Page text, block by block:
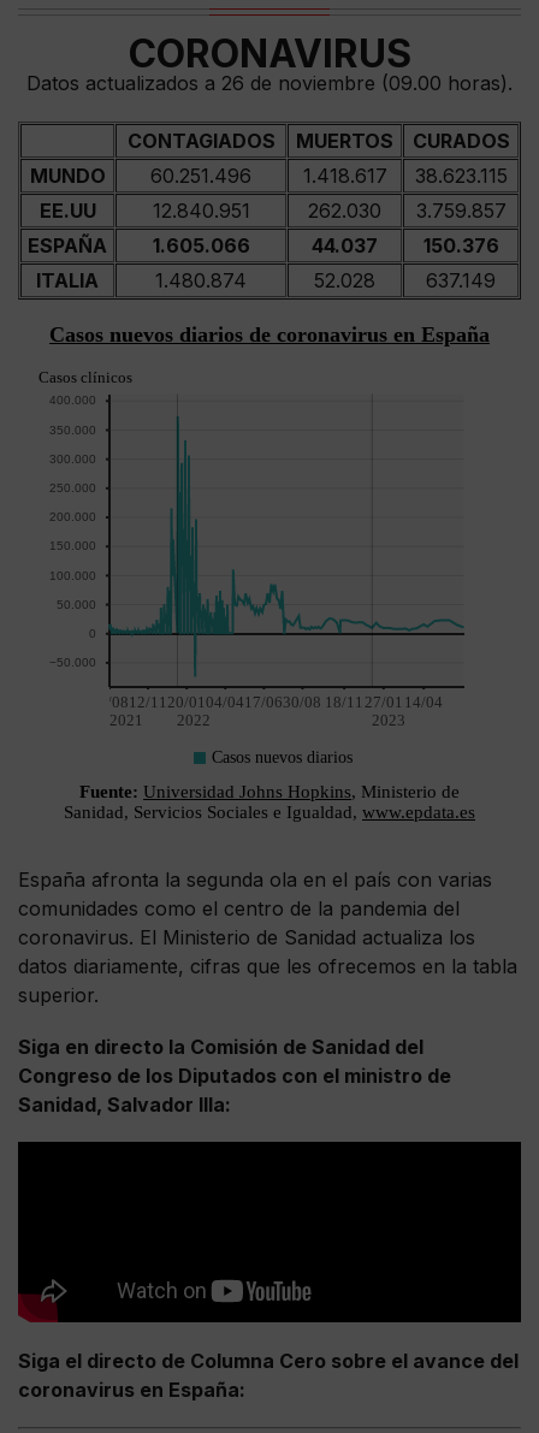
CORONAVIRUS
Datos actualizados a 26 de noviembre (09.00 horas).
CONTAGIADOS MUERTOS
CURADOS
MUNDO
60.251.496 1.418.617
38.623.115
EE.UU
12.840.951 262.030
3.759.857
ESPAÑA
1.605.066 44.037
150.376
ITALIA
1.480.874 52.028 637.149
España afronta la segunda ola en el país con varias
comunidades como el centro de la pandemia del
coronavirus. El Ministerio de Sanidad actualiza los
datos diariamente, cifras que les ofrecemos en la tabla
superior.
Siga en directo la Comisión de Sanidad del
Congreso de los Diputados con el ministro de
Sanidad, Salvador Illa:
Siga el directo de Columna Cero sobre el avance del
coronavirus en España: